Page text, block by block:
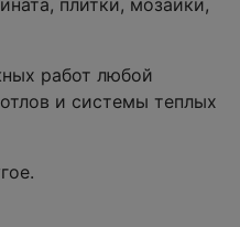
плитки, мозаики,
работ любой
и системы теплых